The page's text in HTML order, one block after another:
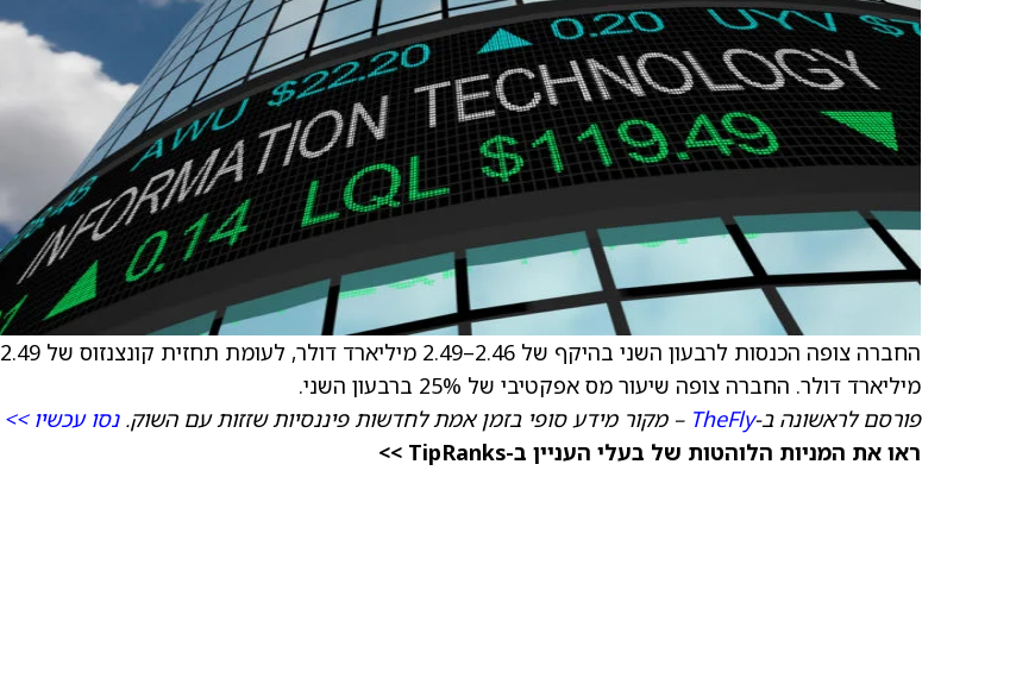
החברה צופה הכנסות לרבעון השני בהיקף של 2.46–2.49 מיליארד דולר, לעומת תחזית קונצנזוס של 2.49
מיליארד דולר. החברה צופה שיעור מס אפקטיבי של 25% ברבעון השני.
פורסם לראשונה ב-TheFly – מקור מידע סופי בזמן אמת לחדשות פיננסיות שזזות עם השוק.נסו עכשיו >>
ראו את המניות הלוהטות של בעלי העניין ב-TipRanks >>